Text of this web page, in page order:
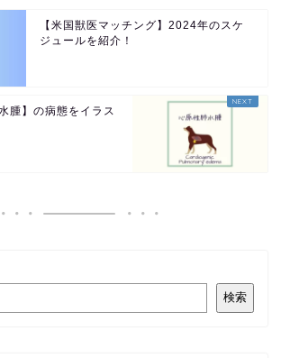
【米国獣医マッチング】2024年のスケ
ジュールを紹介！
腫】の病態をイラス
検索